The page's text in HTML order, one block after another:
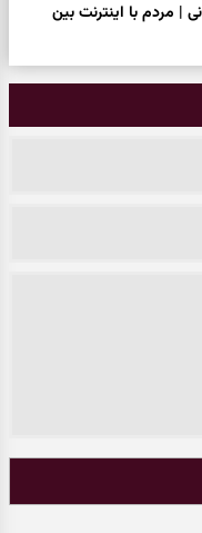
| مردم با اینترنت بین